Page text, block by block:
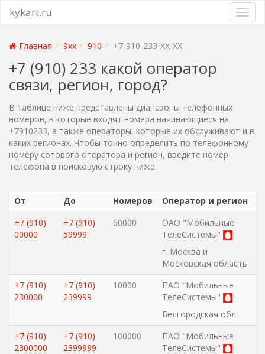
kykart.ru
Главная 9xx 910 +7-910-233-XX-XX
+7 (910) 233 какой оператор
связи, регион, город?
В таблице ниже представлены диапазоны телефонных
номеров, в которые входят номера начинающиеся на
+7910233, а также операторы, которые их обслуживают и в
каких регионах. Чтобы точно определить по телефонному
номеру сотового оператора и регион, введите номер
телефона в поисковую строку ниже.
От До Номеров
Оператор и регион
+7 (910)
00000
+7 (910)
59999
60000
ОАО "Мобильные
ТелеСистемы"
г. Москва и
Московская область
+7 (910)
230000
+7 (910)
239999
10000
ПАО "Мобильные
ТелеСистемы"
Белгородская обл.
+7 (910)
2300000
+7 (910)
2399999
100000
ПАО "Мобильные
ТелеСистемы"